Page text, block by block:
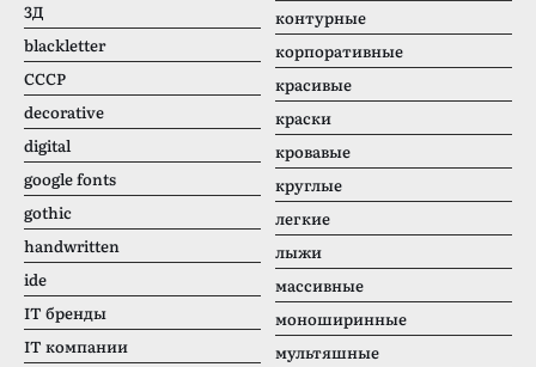
3Д
blackletter
CCCР
decorative
digital
google fonts
gothic
handwritten
ide
IT бренды
IT компании
контурные
корпоративные
красивые
краски
кровавые
круглые
легкие
лыжи
массивные
моноширинные
мультяшные